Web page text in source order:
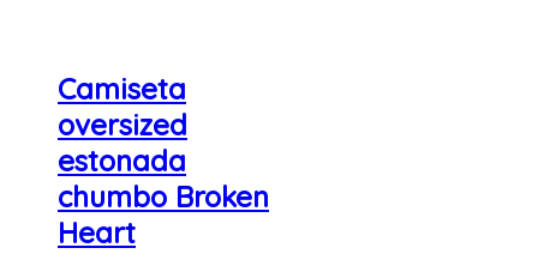
Camiseta
oversized
estonada
chumbo Broken
Heart